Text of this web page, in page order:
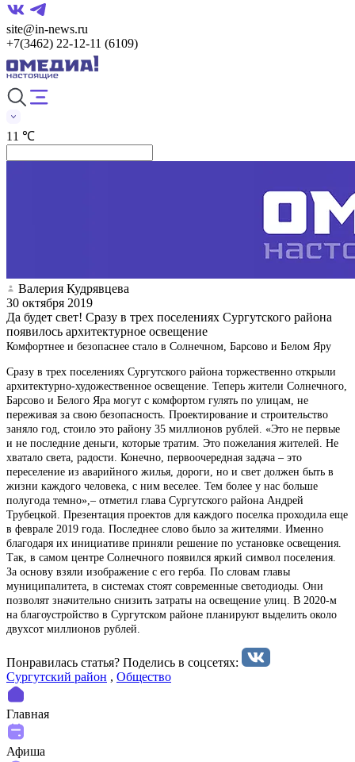
site@in-news.ru
+7(3462) 22-12-11 (6109)
11 ℃
Валерия Кудрявцева
30 октября 2019
Да будет свет! Сразу в трех поселениях Сургутского района
появилось архитектурное освещение
Комфортнее и безопаснее стало в Солнечном, Барсово и Белом Яру
Сразу в трех поселениях Сургутского района торжественно открыли
архитектурно-художественное освещение. Теперь жители Солнечного,
Барсово и Белого Яра могут с комфортом гулять по улицам, не
переживая за свою безопасность. Проектирование и строительство
заняло год, стоило это району 35 миллионов рублей. «Это не первые
и не последние деньги, которые тратим. Это пожелания жителей. Не
хватало света, радости. Конечно, первоочередная задача – это
переселение из аварийного жилья, дороги, но и свет должен быть в
жизни каждого человека, с ним веселее. Тем более у нас больше
полугода темно»,– отметил глава Сургутского района Андрей
Трубецкой. Презентация проектов для каждого поселка проходила еще
в феврале 2019 года. Последнее слово было за жителями. Именно
благодаря их инициативе приняли решение по установке освещения.
Так, в самом центре Солнечного появился яркий символ поселения.
За основу взяли изображение с его герба. По словам главы
муниципалитета, в системах стоят современные светодиоды. Они
позволят значительно снизить затраты на освещение улиц. В 2020-м
на благоустройство в Сургутском районе планируют выделить около
двухсот миллионов рублей.
Понравилась статья? Поделиcь в соцсетях:
Сургутский район , Общество
Главная
Афиша